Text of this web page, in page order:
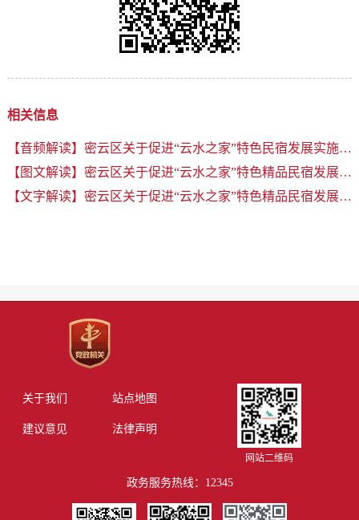
相关信息
【音频解读】密云区关于促进“云水之家”特色民宿发展实施意见的解读
【图文解读】密云区关于促进“云水之家”特色精品民宿发展的实施意见解读
【文字解读】密云区关于促进“云水之家”特色精品民宿发展的实施意见解读
关于我们 站点地图
建议意见 法律声明
网站二维码
政务服务热线：12345